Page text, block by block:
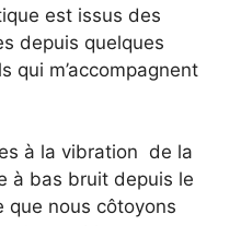
est issus des
depuis quelques
qui m’accompagnent
à la vibration de la
à bas bruit depuis le
que nous côtoyons